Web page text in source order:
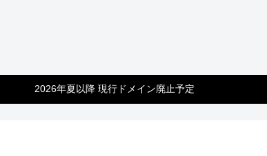
2026年夏以降 現行ドメイン廃止予定